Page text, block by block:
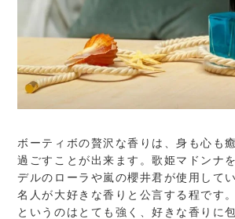
ボーティボの贅沢な香りは、身も心も
過ごすことが出来ます。歌姫マドンナ
デルのローラや嵐の櫻井君が使用して
名人が大好きな香りと公言する程です
というのはとても強く、好きな香りに